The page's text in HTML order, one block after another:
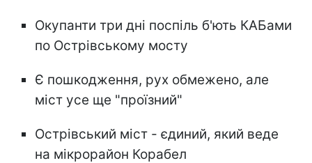
Окупанти три дні поспіль б'ють КАБами
по Острівському мосту
Є пошкодження, рух обмежено, але
міст усе ще "проїзний"
Острівський міст - єдиний, який веде
на мікрорайон Корабел